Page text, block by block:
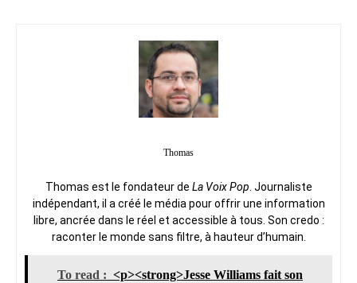
Thomas
Thomas est le fondateur de La Voix Pop . Journaliste
indépendant, il a créé le média pour offrir une information
libre, ancrée dans le réel et accessible à tous. Son credo :
raconter le monde sans filtre, à hauteur d’humain.
To read : <p><strong>Jesse Williams fait son